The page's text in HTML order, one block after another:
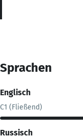
Sprachen
Englisch
C1 (Fließend)
Russisch